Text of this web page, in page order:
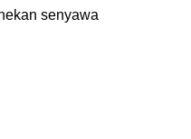
senyawa